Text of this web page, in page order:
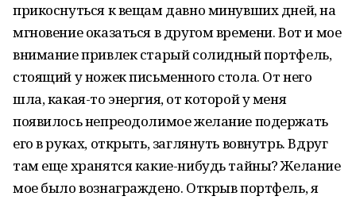
прикоснуться к вещам давно минувших дней, на
мгновение оказаться в другом времени. Вот и мое
внимание привлек старый солидный портфель,
стоящий у ножек письменного стола. От него
шла, какая-то энергия, от которой у меня
появилось непреодолимое желание подержать
его в руках, открыть, заглянуть вовнутрь. Вдруг
там еще хранятся какие-нибудь тайны? Желание
мое было вознаграждено. Открыв портфель, я